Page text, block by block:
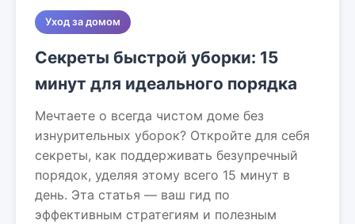
Уход за домом
Секреты быстрой уборки: 15
минут для идеального порядка
Мечтаете о всегда чистом доме без
изнурительных уборок? Откройте для себя
секреты, как поддерживать безупречный
порядок, уделяя этому всего 15 минут в
день. Эта статья — ваш гид по
эффективным стратегиям и полезным